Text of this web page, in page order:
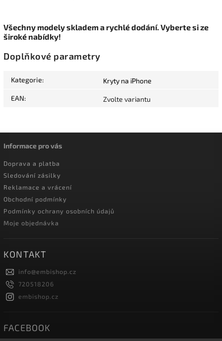
Všechny modely skladem a rychlé dodání. Vyberte si ze
široké nabídky!
Doplňkové parametry
Kategorie: Kryty na iPhone
EAN: Zvolte variantu
Informace pro vás
Doprava a platba
Sledování zásilky
Reklamace a vrácení
Obchodní podmínky
Podmínky ochrany osobních údajů
Moje objednávka
KONTAKT
info@embishop.cz
720518206
embishop.cz
FACEBOOK